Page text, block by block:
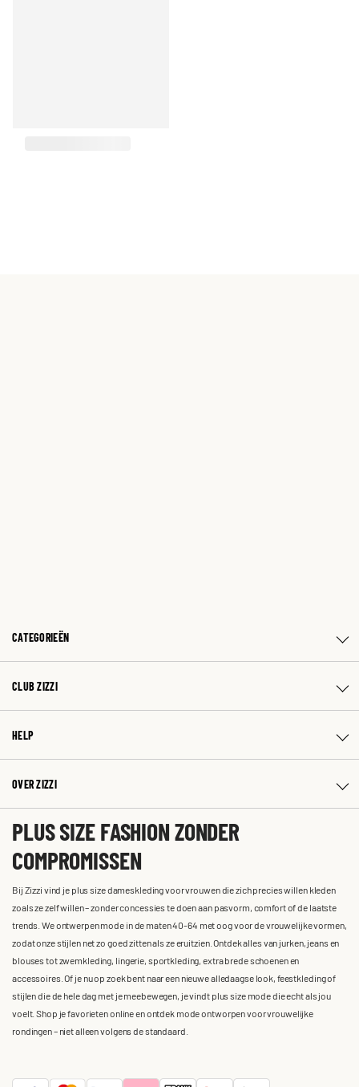
CATEGORIEËN
CLUB ZIZZI
HELP
OVER ZIZZI
PLUS SIZE FASHION ZONDER
COMPROMISSEN
Bij Zizzi vind je plus size dameskleding voor vrouwen die zich precies willen kleden
zoals ze zelf willen – zonder concessies te doen aan pasvorm, comfort of de laatste
trends. We ontwerpen mode in de maten 40-64 met oog voor de vrouwelijke vormen,
zodat onze stijlen net zo goed zitten als ze eruitzien. Ontdek alles van jurken, jeans en
blouses tot zwemkleding, lingerie, sportkleding, extra brede schoenen en
accessoires. Of je nu op zoek bent naar een nieuwe alledaagse look, feestkleding of
stijlen die de hele dag met je meebewegen, je vindt plus size mode die echt als jou
voelt. Shop je favorieten online en ontdek mode ontworpen voor vrouwelijke
rondingen – niet alleen volgens de standaard.